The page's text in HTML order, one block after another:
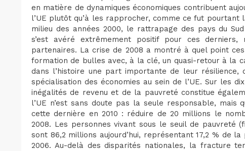
en matière de dynamiques économiques contribuent
l’UE plutôt qu’à les rapprocher, comme ce fut pourtant
milieu des années 2000, le rattrapage des pays du
s’est avéré extrêmement positif pour ces derniers,
partenaires. La crise de 2008 a montré à quel point
formation de bulles avec, à la clé, un quasi-retour à la
dans l’histoire une part importante de leur résilience,
spécialisation des économies au sein de l’UE. Sur les
inégalités de revenu et de la pauvreté constitue
l’UE n’est sans doute pas la seule responsable,
cette dernière en 2010 : réduire de 20 millions le
2008. Les personnes vivant sous le seuil de pauvreté
sont 86,2 millions aujourd’hui, représentant 17,2 % de
2006. Au-delà des disparités nationales, la fracture